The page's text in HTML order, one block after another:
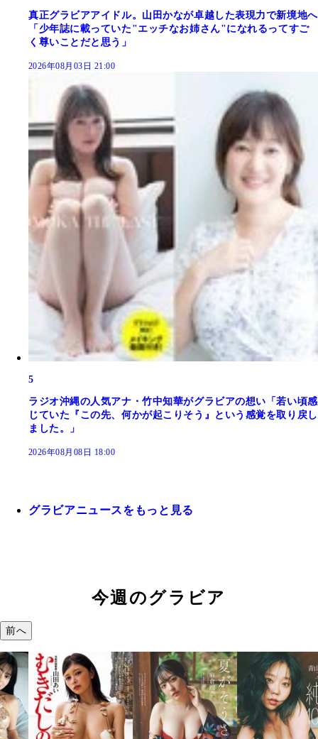
真正グラビアアイドル。山田かなが卓越した表現力で新境地へ
「少年誌に載っていた"エッチなお姉さん"になれるってすご
く尊いことだと思う」
2026年08月03日 21:00
5
ラジオ沖縄の人気アナ・竹中知華がグラビアの想い「若い頃感
じていた『この先、何かが起こりそう』という感覚を取り戻し
ました。」
2026年08月08日 18:00
グラビアニュースをもっと見る
今週のグラビア
前へ